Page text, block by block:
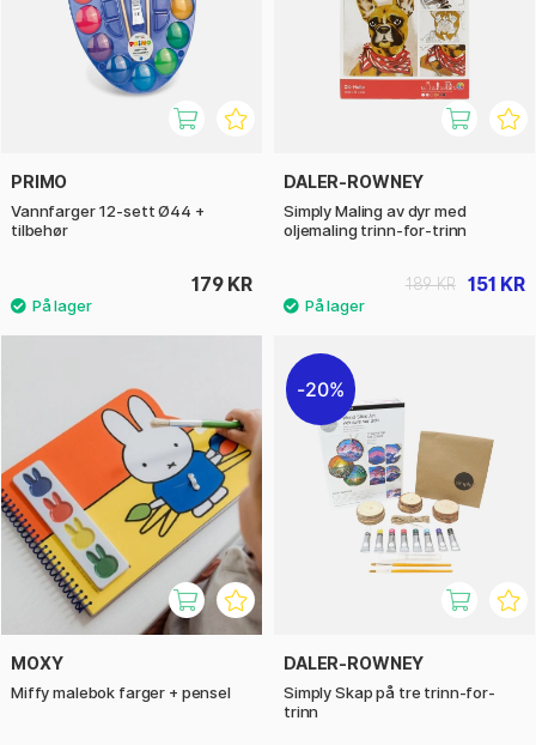
PRIMO
Vannfarger 12-sett Ø44 +
tilbehør
179 KR
DALER-ROWNEY
Simply Maling av dyr med
oljemaling trinn-for-trinn
151 KR
189 KR
MOXY
Miffy malebok farger + pensel
20%
DALER-ROWNEY
Simply Skap på tre trinn-for-
trinn